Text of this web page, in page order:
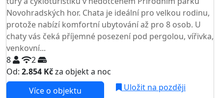
Novohradských hor. Chata je ideální pro velkou rodinu,
protože nabízí komfortní ubytování až pro 8 osob. U
chaty vás čeká příjemné posezení pod pergolou, vířivka,
venkovní...
8
2
Od: 2.854 Kčza objekt a noc
Více o objektu
Uložit na později